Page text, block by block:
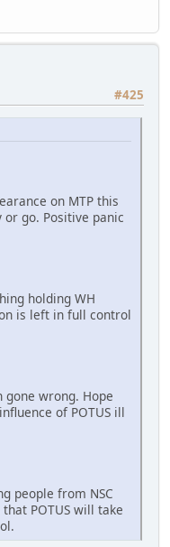
#425
on MTP this
go. Positive panic
holding WH
is left in full control
gone wrong. Hope
of POTUS ill
people from NSC
POTUS will take